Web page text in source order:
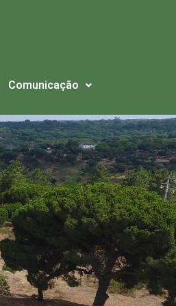
Comunicação